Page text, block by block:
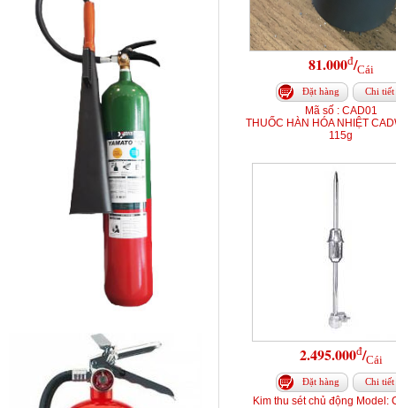
81.000đ/Cái
Đặt hàng Chi tiết
Mã số : CAD01
THUỐC HÀN HÓA NHIỆT
115g
2.495.000đ/Cái
Đặt hàng Chi tiết
Kim thu sét chủ động Model: